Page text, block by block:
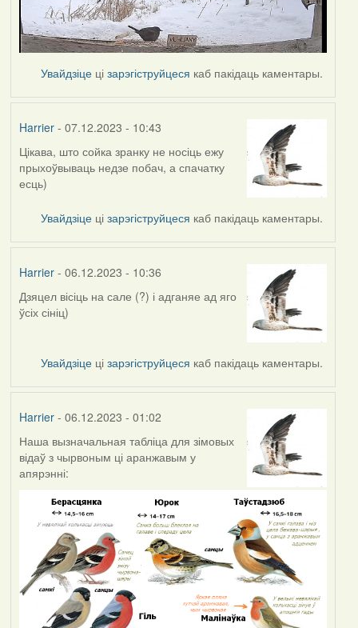
Увайдзіце цізарэгіструйцеся каб пакідаць каментары.
Harrier- 07.12.2023 - 10:43
Цікава, што сойка зранку не носіць ежу
прыхоўвываць недзе побач, а спачатку
есць)
Увайдзіце цізарэгіструйцеся каб пакідаць каментары.
Harrier- 06.12.2023 - 10:36
Дзяцел вісіць на сале (?) і адганяе ад яго
ўсіх сініц)
Увайдзіце цізарэгіструйцеся каб пакідаць каментары.
Harrier- 06.12.2023 - 01:02
Наша вызначальная табліца для зімовых
відаў з чырвоным ці аранжавым у
апярэнні: